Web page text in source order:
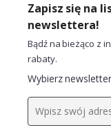
Zapisz się na
newslettera!
Bądź na bieżąco z
rabaty.
Wybierz